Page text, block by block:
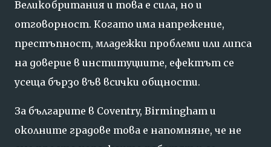
Великобритания и това е сила, но и
отговорност. Когато има напрежение,
престъпност, младежки проблеми или липса
на доверие в институциите, ефектът се
усеща бързо във всички общности.
За българите в Coventry, Birmingham и
околните градове това е напомняне, че не